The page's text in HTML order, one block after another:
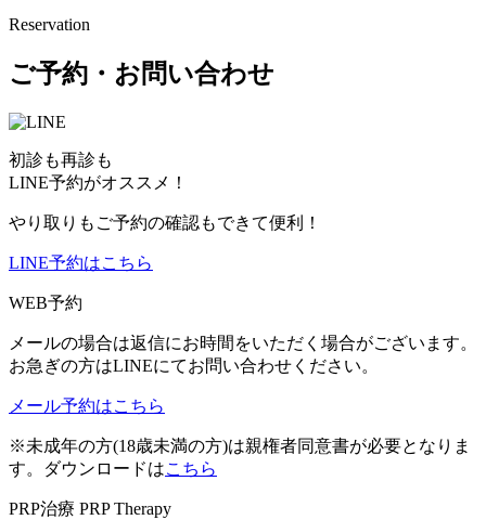
Reservation
ご予約・お問い合わせ
初診も再診も
LINE予約がオススメ！
やり取りもご予約の確認もできて便利！
LINE予約はこちら
WEB予約
メールの場合は返信にお時間をいただく場合がございます。
お急ぎの方はLINEにてお問い合わせください。
メール予約はこちら
※未成年の方(18歳未満の方)は親権者同意書が必要となりま
す。ダウンロードはこちら
PRP治療 PRP Therapy